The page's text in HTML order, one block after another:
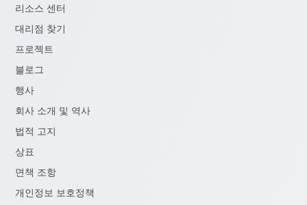
리소스 센터
대리점 찾기
프로젝트
블로그
행사
회사 소개 및 역사
법적 고지
상표
면책 조항
개인정보 보호정책